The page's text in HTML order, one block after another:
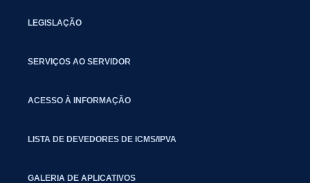
LEGISLAÇÃO
SERVIÇOS AO SERVIDOR
ACESSO À INFORMAÇÃO
LISTA DE DEVEDORES DE ICMS/IPVA
GALERIA DE APLICATIVOS